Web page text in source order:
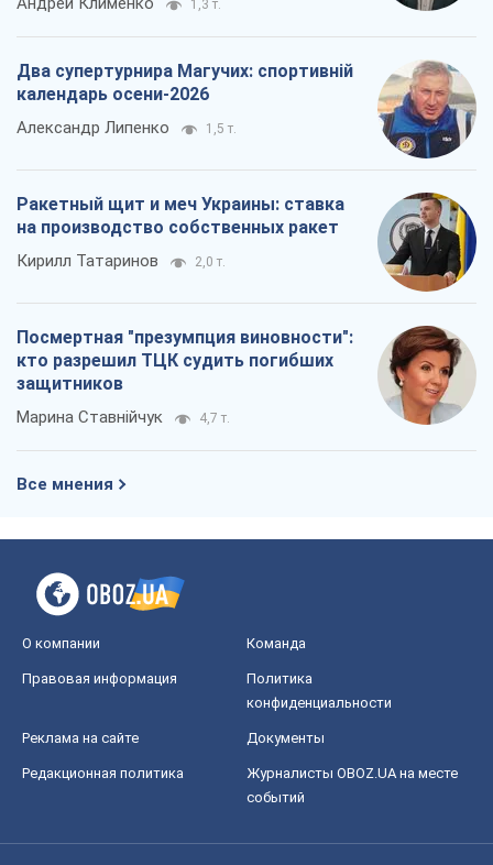
1,3 т.
Два супертурнира Магучих: спортивній
календарь осени-2026
Александр Липенко 1,5 т.
Ракетный щит и меч Украины: ставка
на производство собственных ракет
Кирилл Татаринов 2,0 т.
Посмертная "презумпция виновности":
кто разрешил ТЦК судить погибших
защитников
Марина Ставнійчук 4,7 т.
Все мнения
О компании Команда
Правовая информация
Политика
конфиденциальности
Реклама на сайте Документы
Редакционная политика
Журналисты OBOZ.UA на месте
событий